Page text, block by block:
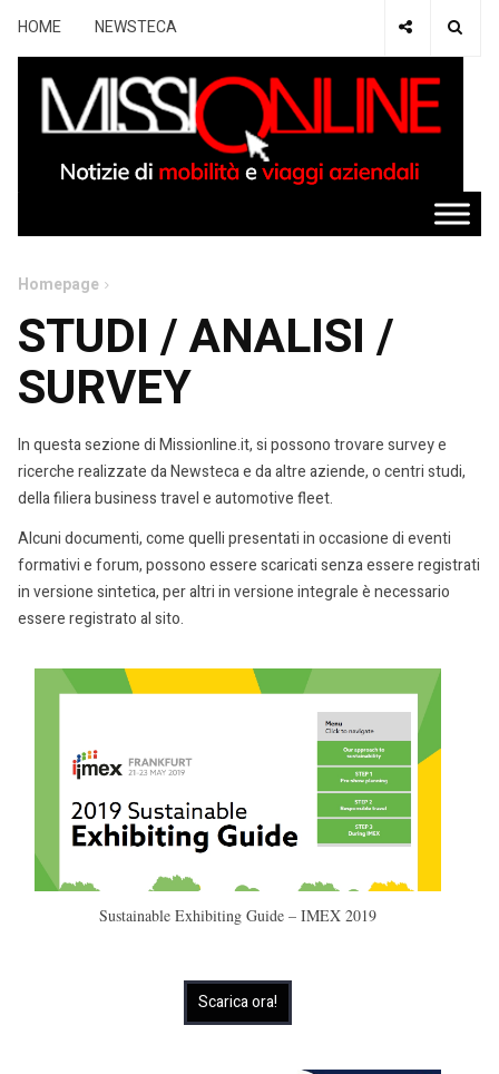
HOME NEWSTECA
Homepage
STUDI / ANALISI /
SURVEY
In questa sezione di Missionline.it, si possono trovare survey e
ricerche realizzate da Newsteca e da altre aziende, o centri studi,
della filiera business travel e automotive fleet.
Alcuni documenti, come quelli presentati in occasione di eventi
formativi e forum, possono essere scaricati senza essere registrati
in versione sintetica, per altri in versione integrale è necessario
essere registrato al sito.
Sustainable Exhibiting Guide – IMEX 2019
Scarica ora!